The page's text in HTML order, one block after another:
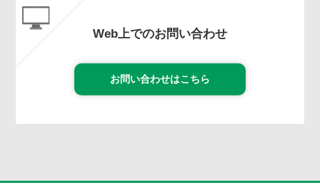
Web上でのお問い合わせ
お問い合わせはこちら